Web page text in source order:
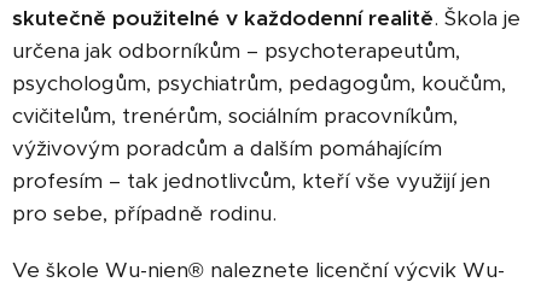
skutečně použitelné v každodenní realitě. Škola je
určena jak odborníkům – psychoterapeutům,
psychologům, psychiatrům, pedagogům, koučům,
cvičitelům, trenérům, sociálním pracovníkům,
výživovým poradcům a dalším pomáhajícím
profesím – tak jednotlivcům, kteří vše využijí jen
pro sebe, případně rodinu.
Ve škole Wu-nien® naleznete licenční výcvik Wu-